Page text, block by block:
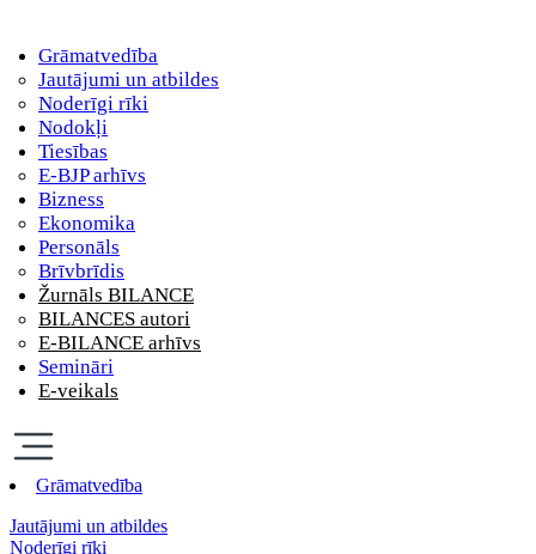
Grāmatvedība
Jautājumi un atbildes
Noderīgi rīki
Nodokļi
Tiesības
E-BJP arhīvs
Bizness
Ekonomika
Personāls
Brīvbrīdis
Žurnāls BILANCE
BILANCES autori
E-BILANCE arhīvs
Semināri
E-veikals
Grāmatvedība
Jautājumi un atbildes
Noderīgi rīki